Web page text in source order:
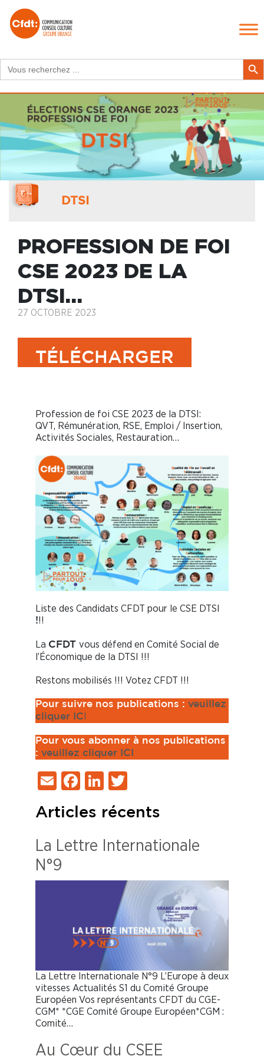
for:
Search
DTSI
PROFESSION DE FOI
CSE 2023 DE LA
DTSI…
27 OCTOBRE 2023
TÉLÉCHARGER
Profession de foi CSE 2023 de la DTSI:
QVT, Rémunération, RSE, Emploi / Insertion,
Activités Sociales, Restauration…
Liste des Candidats CFDT pour le CSE DTSI
!!!
La CFDT vous défend en Comité Social de
l’Économique de la DTSI !!!
Restons mobilisés !!! Votez CFDT !!!
Pour suivre nos publications : veuillez
cliquer IC
Pour vous abonner à nos publications
: veuillez cliquer ICI
EmailFacebook
LinkedIn
Articles récents
La Lettre Internationale
N°9
La Lettre Internationale N°9 L’Europe à deux
vitesses Actualités S1 du Comité Groupe
Européen Vos représentants CFDT du CGE-
CGM* *CGE Comité Groupe Européen*CGM :
Comité…
Au Cœur du CSEE